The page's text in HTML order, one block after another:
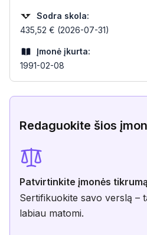
Sodra skola:
435,52 € (2026-07-31)
Įmonė įkurta:
1991-02-08
Redaguokite šios
Patvirtinkite įmonės
Sertifikuokite savo verslą –
labiau matomi.